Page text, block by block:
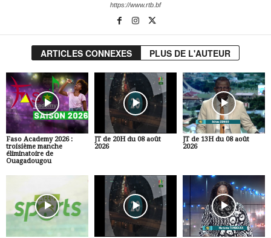
https://www.rtb.bf
ARTICLES CONNEXES PLUS DE L'AUTEUR
Faso Academy 2026 :
troisième manche
éliminatoire de
Ouagadougou
JT de 20H du 08 août
2026
JT de 13H du 08 août
2026